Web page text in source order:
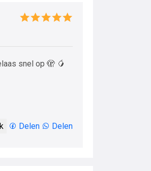
snel op 🫣 🥭
Delen Delen